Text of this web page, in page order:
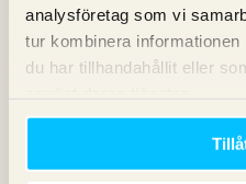
analysföretag som vi
tur kombinera
du har tillhandahållit eller